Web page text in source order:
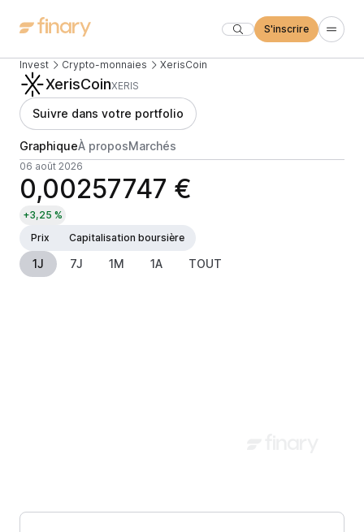
S'inscrire
Invest Crypto-monnaies XerisCoin
XerisCoinXERIS
Suivre dans votre portfolio
GraphiqueÀ proposMarchés
06 août 2026
0,00257747 €
+3,25 %
Prix
Capitalisation boursière
1J 7J 1M 1A TOUT